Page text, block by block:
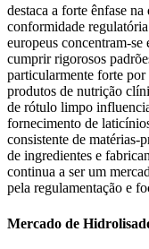
destaca a forte ênfase
conformidade
europeus concentram-
cumprir rigorosos
particularmente forte
produtos de nutrição
de rótulo limpo
fornecimento de
consistente de matérias-
de ingredientes e
continua a ser um
pela regulamentação e
Mercado de